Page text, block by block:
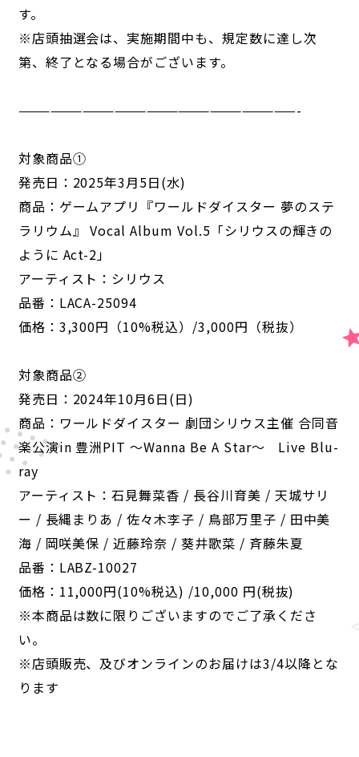
す。
※店頭抽選会は、実施期間中も、規定数に達し次
第、終了となる場合がございます。
——————————————————————————-
対象商品①
発売日：2025年3月5日(水)
商品：ゲームアプリ『ワールドダイスター 夢のステ
ラリウム』 Vocal Album Vol.5「シリウスの輝きの
ように Act-2」
アーティスト：シリウス
品番：LACA-25094
価格：3,300円（10%税込）/3,000円（税抜）
対象商品②
発売日：2024年10月6日(日)
商品：ワールドダイスター 劇団シリウス主催 合同音
楽公演in 豊洲PIT ～Wanna Be A Star～ Live Blu-
ray
アーティスト：石見舞菜香 / 長谷川育美 / 天城サリ
ー / 長縄まりあ / 佐々木李子 / 鳥部万里子 / 田中美
海 / 岡咲美保 / 近藤玲奈 / 葵井歌菜 / 斉藤朱夏
品番：LABZ-10027
価格：11,000円(10%税込) /10,000 円(税抜)
※本商品は数に限りございますのでご了承くださ
い。
※店頭販売、及びオンラインのお届けは3/4以降とな
ります